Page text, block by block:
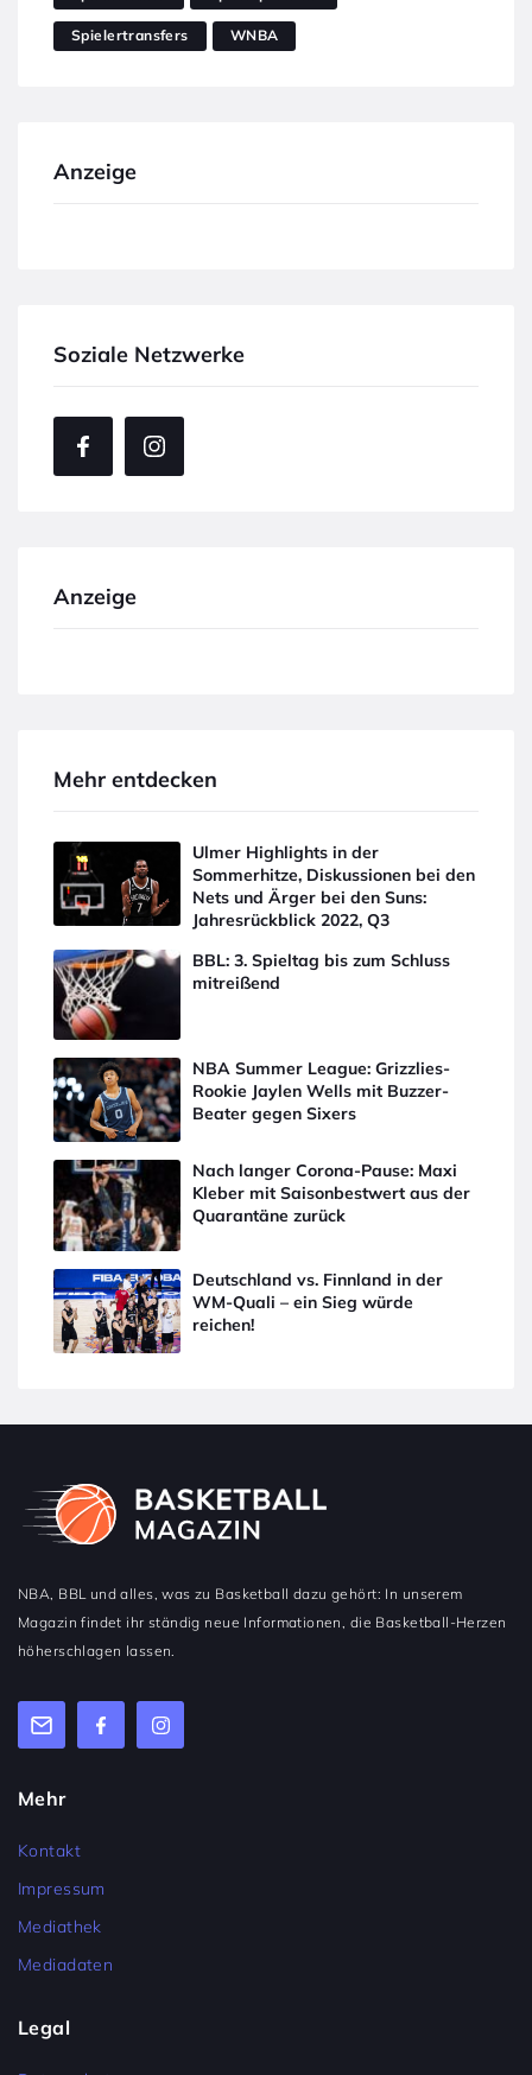
Spielertransfers WNBA
Anzeige
Soziale Netzwerke
Anzeige
Mehr entdecken
Ulmer Highlights in der
Sommerhitze, Diskussionen bei den
Nets und Ärger bei den Suns:
Jahresrückblick 2022, Q3
BBL: 3. Spieltag bis zum Schluss
mitreißend
NBA Summer League: Grizzlies-
Rookie Jaylen Wells mit Buzzer-
Beater gegen Sixers
Nach langer Corona-Pause: Maxi
Kleber mit Saisonbestwert aus der
Quarantäne zurück
Deutschland vs. Finnland in der
WM-Quali – ein Sieg würde
reichen!
NBA, BBL und alles, was zu Basketball dazu gehört: In unserem
Magazin findet ihr ständig neue Informationen, die Basketball-Herzen
höherschlagen lassen.
Mehr
Kontakt
Impressum
Mediathek
Mediadaten
Legal